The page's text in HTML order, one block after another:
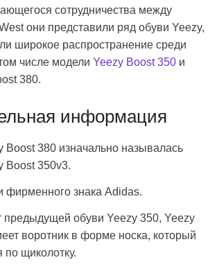
сотрудничества между
они представили ряд обуви Yeezy,
широкое распространение среди
числе моделиYeezy Boost 350 и
380.
информация
Boost 380 изначально называлась
Boost 350v3.
фирменного знака Adidas.
предыдущей обуви Yeezy 350, Yeezy
воротник в форме носка, который
по щиколотку.